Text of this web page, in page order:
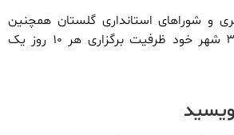
و شوراهای استانداری گلستان همچنین
گفت: این استان با ۳۶ شهر خود ظرفیت برگزاری هر ۱۰ روز یک